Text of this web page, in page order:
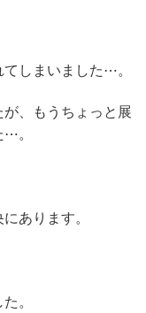
しまいました⋯。
、もうちょっと展
⋯。
あります。
。